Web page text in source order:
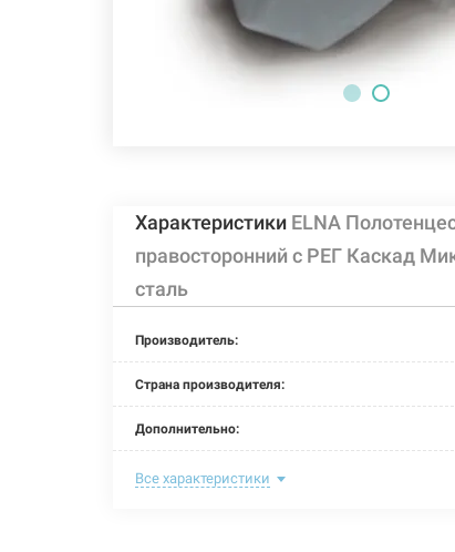
Характеристики ELNA
правосторонний с РЕГ Каскад
сталь
Производитель:
Страна производителя:
Дополнительно:
Цвет:
Все характеристики